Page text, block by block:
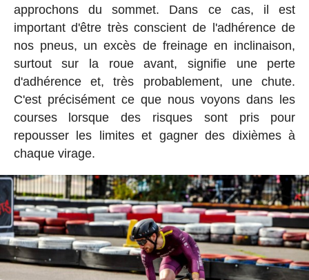
approchons du sommet. Dans ce cas, il est
important d'être très conscient de l'adhérence de
nos pneus, un excès de freinage en inclinaison,
surtout sur la roue avant, signifie une perte
d'adhérence et, très probablement, une chute.
C'est précisément ce que nous voyons dans les
courses lorsque des risques sont pris pour
repousser les limites et gagner des dixièmes à
chaque virage.